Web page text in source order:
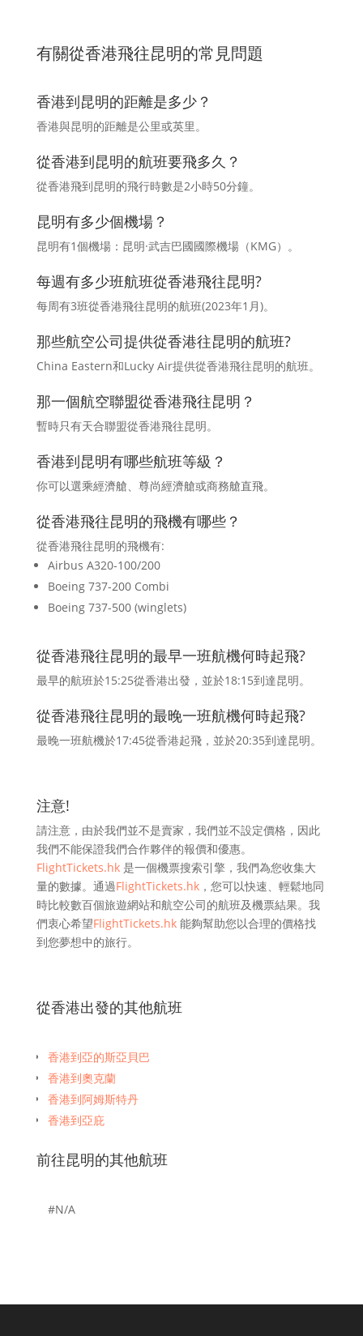
有關從香港飛往昆明的常見問題
香港到昆明的距離是多少？
香港與昆明的距離是公里或英里。
從香港到昆明的航班要飛多久？
從香港飛到昆明的飛行時數是2小時50分鐘。
昆明有多少個機場？
昆明有1個機場：昆明·武吉巴國國際機場（KMG）。
每週有多少班航班從香港飛往昆明?
每周有3班從香港飛往昆明的航班(2023年1月)。
那些航空公司提供從香港往昆明的航班?
China Eastern和Lucky Air提供從香港飛往昆明的航班。
那一個航空聯盟從香港飛往昆明？
暫時只有天合聯盟從香港飛往昆明。
香港到昆明有哪些航班等級？
你可以選乘經濟艙、尊尚經濟艙或商務艙直飛。
從香港飛往昆明的飛機有哪些？
從香港飛往昆明的飛機有:
Airbus A320-100/200
Boeing 737-200 Combi
Boeing 737-500 (winglets)
從香港飛往昆明的最早一班航機何時起飛?
最早的航班於15:25從香港出發，並於18:15到達昆明。
從香港飛往昆明的最晚一班航機何時起飛?
最晚一班航機於17:45從香港起飛，並於20:35到達昆明。
注意!
請注意，由於我們並不是賣家，我們並不設定價格，因此
我們不能保證我們合作夥伴的報價和優惠。
FlightTickets.hk是一個機票搜索引擎，我們為您收集大
量的數據。通過FlightTickets.hk，您可以快速、輕鬆地同
時比較數百個旅遊網站和航空公司的航班及機票結果。我
們衷心希望FlightTickets.hk能夠幫助您以合理的價格找
到您夢想中的旅行。
從香港出發的其他航班
香港到亞的斯亞貝巴
香港到奧克蘭
香港到阿姆斯特丹
香港到亞庇
香港到班加羅爾
香港到孟買
前往昆明的其他航班
#N/A